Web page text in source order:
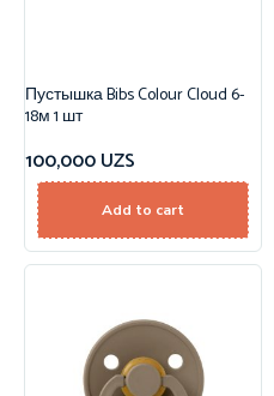
Пустышка Bibs Colour Cloud 6-
18м 1 шт
100,000UZS
Add to cart